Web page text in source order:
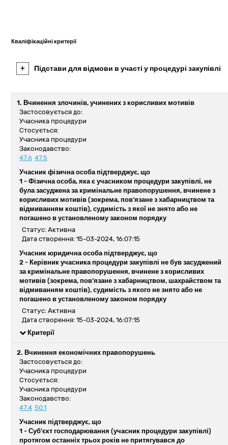
Кваліфікаційні критерії
+ Підстави для відмови в участі у процедурі закупівлі
1. Вчинення злочинів, учинених з корисливих мотивів
Застосовується до:
Учасника процедури
Стосується:
Учасника процедури
Законодавство:
47.6 47.5
Учасник фізична особа підтверджує, що
1 - Фізична особа, яка є учасником процедури закупівлі, не
була засуджена за кримінальне правопорушення, вчинене з
корисливих мотивів (зокрема, пов’язане з хабарництвом та
відмиванням коштів), судимість з якої не знято або не
погашено в установленому законом порядку
Статус: Активна
Дата створення: 15-03-2024, 16:07:15
Учасник юридична особа підтверджує, що
2 - Керівник учасника процедури закупівлі не був засуджений
за кримінальне правопорушення, вчинене з корисливих
мотивів (зокрема, пов’язане з хабарництвом, шахрайством та
відмиванням коштів), судимість з якого не знято або не
погашено в установленому законом порядку
Статус: Активна
Дата створення: 15-03-2024, 16:07:15
Критерії
2. Вчинення економічних правопорушень
Застосовується до:
Учасника процедури
Стосується:
Учасника процедури
Законодавство:
47.4 50.1
Учасник підтверджує, що
1 - Суб’єкт господарювання (учасник процедури закупівлі)
протягом останніх трьох років не притягувався до